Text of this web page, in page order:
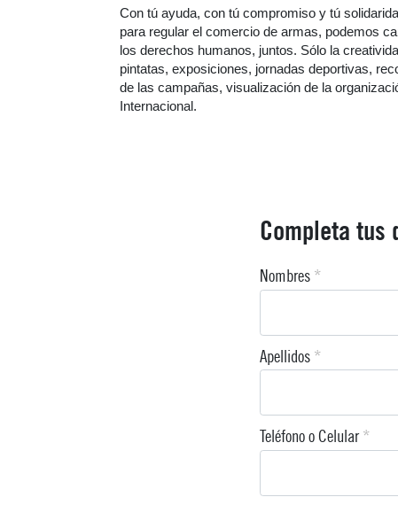
Con tú ayuda, con tú compromiso y tú
para regular el comercio de armas, podemos
los derechos humanos, juntos. Sólo la
pintatas, exposiciones, jornadas deportivas,
de las campañas, visualización de la
Internacional.
Completa tus
Nombres *
Apellidos *
Teléfono o Celular*